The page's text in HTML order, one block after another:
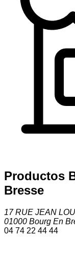
Productos
Bresse
17 RUE JEAN
01000 Bourg En
04 74 22 44 44